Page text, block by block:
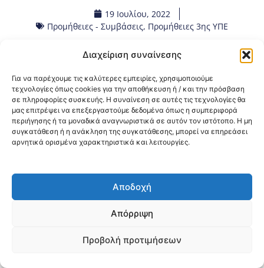
Διαχείριση συναίνεσης
Για να παρέχουμε τις καλύτερες εμπειρίες, χρησιμοποιούμε
τεχνολογίες όπως cookies για την αποθήκευση ή / και την πρόσβαση
σε πληροφορίες συσκευής. Η συναίνεση σε αυτές τις τεχνολογίες θα
μας επιτρέψει να επεξεργαστούμε δεδομένα όπως η συμπεριφορά
περιήγησης ή τα μοναδικά αναγνωριστικά σε αυτόν τον ιστότοπο. Η μη
συγκατάθεση ή η ανάκληση της συγκατάθεσης, μπορεί να επηρεάσει
αρνητικά ορισμένα χαρακτηριστικά και λειτουργίες.
Αποδοχή
Απόρριψη
Προβολή προτιμήσεων
19 Ιουλίου, 2022
Προμήθειες - Συμβάσεις, Προμήθειες 3ης ΥΠΕ
@2026 3ype.gr All rights reserved
Πολιτική Προστασίας Δεδομένων
Θεσσαλονίκη, Ελλάδα Τηλ: +30 2311 226 200
email: 3ype@3ype.gr
Page Visits: 00012 Website Visits: 1591365